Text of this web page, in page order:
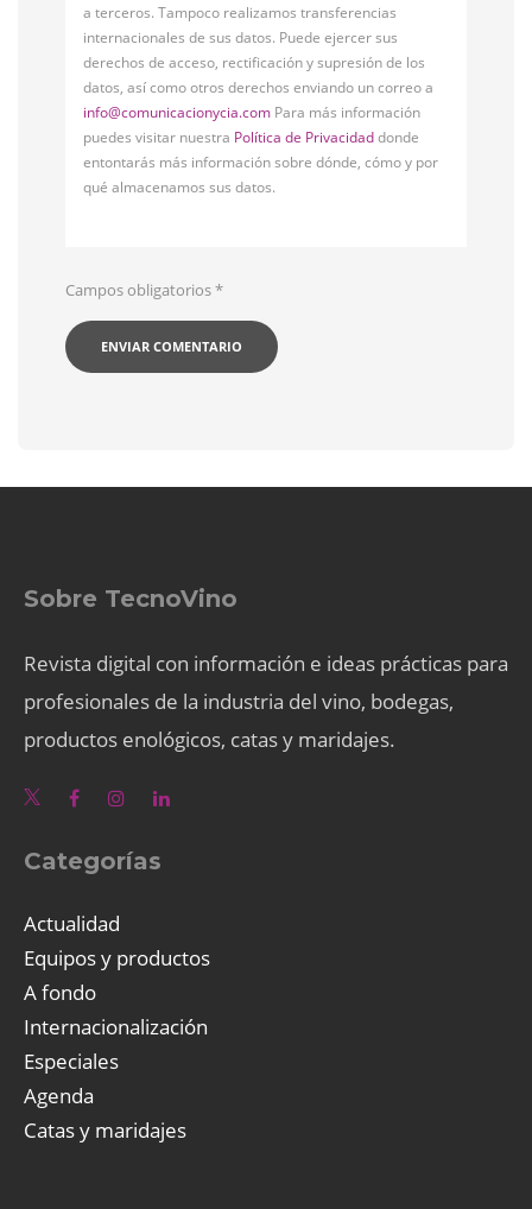
a terceros. Tampoco realizamos transferencias
internacionales de sus datos. Puede ejercer sus
derechos de acceso, rectificación y supresión de los
datos, así como otros derechos enviando un correo a
info@comunicacionycia.com Para más información
puedes visitar nuestra Política de Privacidaddonde
entontarás más información sobre dónde, cómo y por
qué almacenamos sus datos.
Campos obligatorios*
Sobre TecnoVino
Revista digital con información e ideas prácticas para
profesionales de la industria del vino, bodegas,
productos enológicos, catas y maridajes.
Categorías
Actualidad
Equipos y productos
A fondo
Internacionalización
Especiales
Agenda
Catas y maridajes